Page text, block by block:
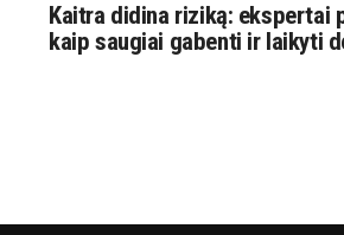
Kaitra didina riziką: ekspertai
kaip saugiai gabenti ir laikyti